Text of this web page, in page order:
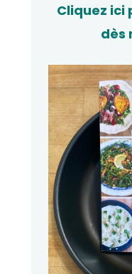
Cliquez ici
dès